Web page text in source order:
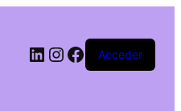
LinkedIn
Instagram
Facebook
Acceder